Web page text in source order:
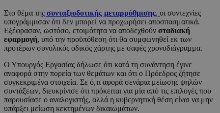
Στο θέμα της συνταξιοδοτικής μεταρρύθμισης, οι συντεχνίες
υπογράμμισαν ότι δεν μπορεί να προχωρήσει αποσπασματικά.
Εξέφρασαν, ωστόσο, ετοιμότητα να αποδεχθούν σταδιακή
εφαρμογή, υπό την προϋπόθεση ότι θα συμφωνηθεί εκ των
προτέρων συνολικός οδικός χάρτης με σαφές χρονοδιάγραμμα.
Ο Υπουργός Εργασίας δήλωσε ότι κατά τη συνάντηση έγινε
αναφορά στην πορεία των θεμάτων και ότι ο Πρόεδρος ζήτησε
συγκεκριμένα στοιχεία. Σε ό,τι αφορά σενάρια μείωσης ψηλών
συντάξεων, διευκρίνισε ότι πρόκειται για μία από τις επιλογές που
παρουσίασε ο αναλογιστής, αλλά η κυβερνητική θέση είναι να μην
υπάρξει μείωση κεκτημένων δικαιωμάτων.